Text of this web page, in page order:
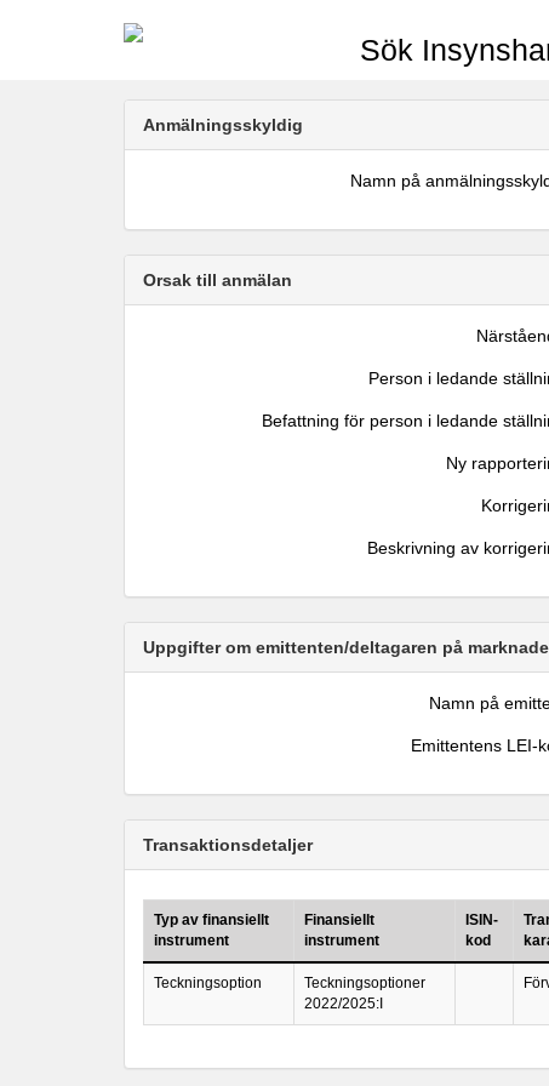
Sök
Anmälningsskyldig
Namn på
Orsak till anmälan
Person i ledande
Befattning för person i ledande
Ny
Beskrivning av
Uppgifter om emittenten/deltagaren på
Namn på
Emittentens LEI-
Transaktionsdetaljer
Typ av finansiellt
instrument
Finansiellt
instrument
ISIN-
kod
Teckningsoption
Teckningsoptioner
2022/2025:I